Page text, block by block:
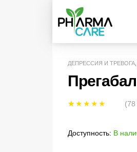
ДЕПРЕССИЯ И ТРЕВОГА
основе
(78
Доступность: В